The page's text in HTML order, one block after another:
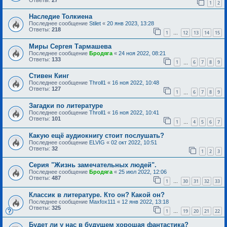
1 2
Наследие Толкиена
Последнее сообщение Stilet « 20 янв 2023, 13:28
Ответы: 218 1 … 12 13 14 15
Миры Сергея Тармашева
Последнее сообщение Бродяга « 24 ноя 2022, 08:21
Ответы: 133 1 6 7 8 9
Стивен Кинг
Последнее сообщение Throll1 « 16 ноя 2022, 10:48
Ответы: 127 1 6 7 8 9
Загадки по литературе
Последнее сообщение Throll1 « 16 ноя 2022, 10:41
Ответы: 101 1 … 4 5 6 7
Какую ещё аудиокнигу стоит послушать?
Последнее сообщение ELVIG « 02 окт 2022, 10:51
Ответы: 32 1 2 3
Серия "Жизнь замечательных людей".
Последнее сообщение Бродяга « 25 июл 2022, 12:06
Ответы: 487 1 … 30 31 32 33
Классик в литературе. Кто он? Какой он?
Последнее сообщение Maxfox111 « 12 янв 2022, 13:18
Ответы: 325 1 … 19 20 21 22
Будет ли у нас в будущем хорошая фантастика?